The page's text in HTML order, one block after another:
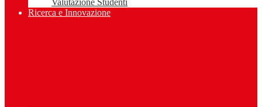
Valutazione Studenti
Ricerca e Innovazione